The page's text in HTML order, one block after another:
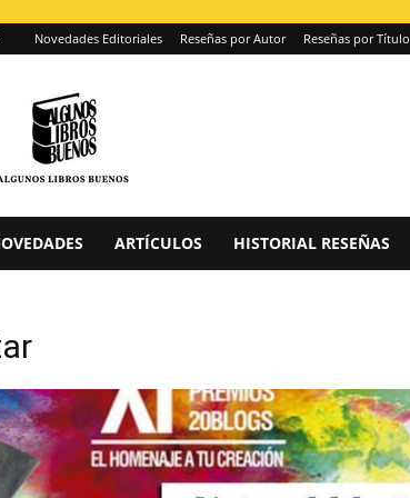
Novedades Editoriales Reseñas por Autor Reseñas por Título
ARTÍCULOS HISTORIAL RESEÑAS